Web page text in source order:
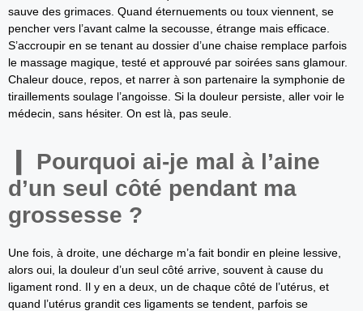
sauve des grimaces. Quand éternuements ou toux viennent, se
pencher vers l’avant calme la secousse, étrange mais efficace.
S’accroupir en se tenant au dossier d’une chaise remplace parfois
le massage magique, testé et approuvé par soirées sans glamour.
Chaleur douce, repos, et narrer à son partenaire la symphonie de
tiraillements soulage l’angoisse. Si la douleur persiste, aller voir le
médecin, sans hésiter. On est là, pas seule.
Pourquoi ai-je mal à l’aine
d’un seul côté pendant ma
grossesse ?
Une fois, à droite, une décharge m’a fait bondir en pleine lessive,
alors oui, la douleur d’un seul côté arrive, souvent à cause du
ligament rond. Il y en a deux, un de chaque côté de l’utérus, et
quand l’utérus grandit ces ligaments se tendent, parfois se